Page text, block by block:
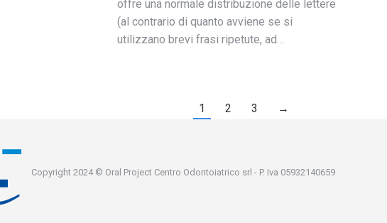
offre una normale distribuzione delle lettere
(al contrario di quanto avviene se si
utilizzano brevi frasi ripetute, ad…
1 2 3 →
Copyright 2024 © Oral Project Centro Odontoiatrico srl - P. Iva 05932140659